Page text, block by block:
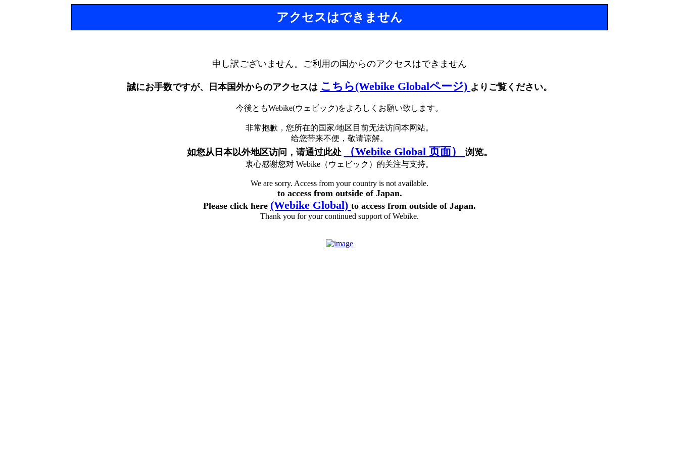
アクセスはできません
申し訳ございません。ご利用の国からのアクセスはできません
誠にお手数ですが、日本国外からのアクセスは こちら(Webike Globalページ) よりご覧ください。
今後ともWebike(ウェビック)をよろしくお願い致します。
非常抱歉，您所在的国家/地区目前无法访问本网站。
给您带来不便，敬请谅解。
如您从日本以外地区访问，请通过此处 （Webike Global 页面） 浏览。
衷心感谢您对 Webike（ウェビック）的关注与支持。
We are sorry. Access from your country is not available.
to access from outside of Japan.
Please click here (Webike Global) to access from outside of Japan.
Thank you for your continued support of Webike.